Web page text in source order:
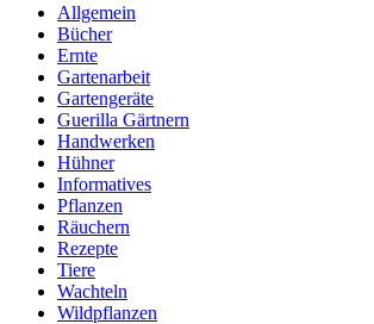
Allgemein
Bücher
Ernte
Gartenarbeit
Gartengeräte
Guerilla Gärtnern
Handwerken
Hühner
Informatives
Pflanzen
Räuchern
Rezepte
Tiere
Wachteln
Wildpflanzen